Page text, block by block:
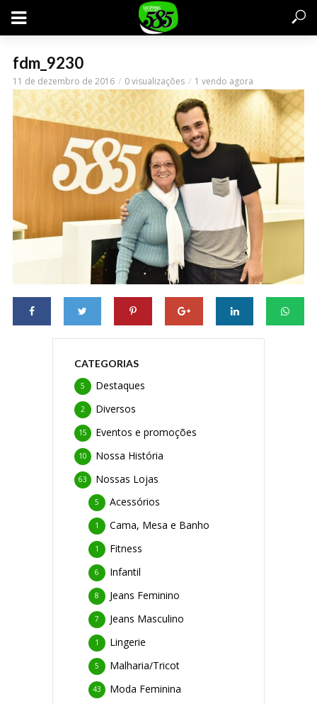
fdm_9230
11 de dezembro de 2016 0 visualizações 1 vendo agora
CATEGORIAS
Destaques
5
Diversos
2
Eventos e promoções
15
Nossa História
10
Nossas Lojas
63
Acessórios
5
Cama, Mesa e Banho
1
Fitness
1
Infantil
6
Jeans Feminino
8
Jeans Masculino
7
Lingerie
1
Malharia/Tricot
5
Moda Feminina
43